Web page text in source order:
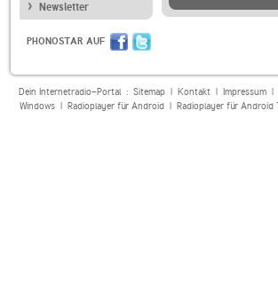
Newsletter
PHONOSTAR AUF
Dein Internetradio-Portal : Sitemap| Kontakt| Impressum|
Windows| Radioplayer für Android| Radioplayer für Android